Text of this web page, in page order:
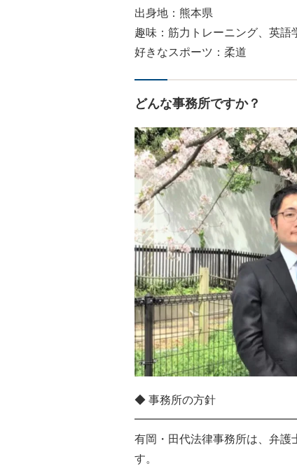
出身地：熊本県
趣味：筋力トレーニング、英語
好きなスポーツ：柔道
どんな事務所ですか？
◆ 事務所の方針
有岡・田代法律事務所は、弁護
す。